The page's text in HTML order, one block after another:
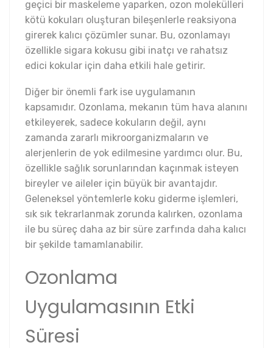
geçici bir maskeleme yaparken, ozon molekülleri
kötü kokuları oluşturan bileşenlerle reaksiyona
girerek kalıcı çözümler sunar. Bu, ozonlamayı
özellikle sigara kokusu gibi inatçı ve rahatsız
edici kokular için daha etkili hale getirir.
Diğer bir önemli fark ise uygulamanın
kapsamıdır. Ozonlama, mekanın tüm hava alanını
etkileyerek, sadece kokuların değil, aynı
zamanda zararlı mikroorganizmaların ve
alerjenlerin de yok edilmesine yardımcı olur. Bu,
özellikle sağlık sorunlarından kaçınmak isteyen
bireyler ve aileler için büyük bir avantajdır.
Geleneksel yöntemlerle koku giderme işlemleri,
sık sık tekrarlanmak zorunda kalırken, ozonlama
ile bu süreç daha az bir süre zarfında daha kalıcı
bir şekilde tamamlanabilir.
Ozonlama
Uygulamasının Etki
Süresi